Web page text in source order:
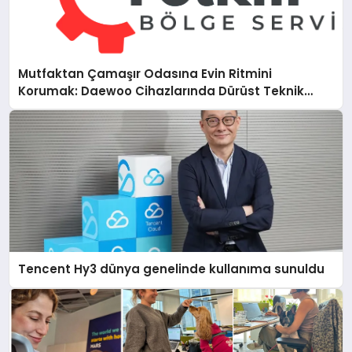
Mutfaktan Çamaşır Odasına Evin Ritmini
Korumak: Daewoo Cihazlarında Dürüst Teknik
Destek Deneyimi
Tencent Hy3 dünya genelinde kullanıma sunuldu